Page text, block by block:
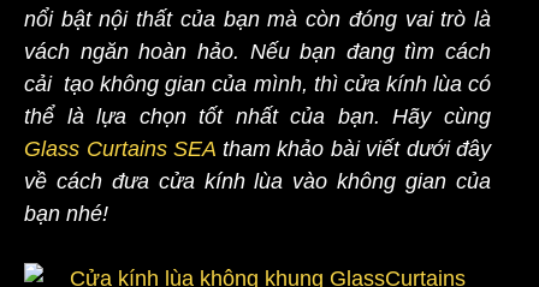
nổi bật nội thất của bạn mà còn đóng vai trò là
vách ngăn hoàn hảo. Nếu bạn đang tìm cách
cải tạo không gian của mình, thì cửa kính lùa có
thể là lựa chọn tốt nhất của bạn. Hãy cùng
Glass Curtains SEA tham khảo bài viết dưới đây
về cách đưa cửa kính lùa vào không gian của
bạn nhé!